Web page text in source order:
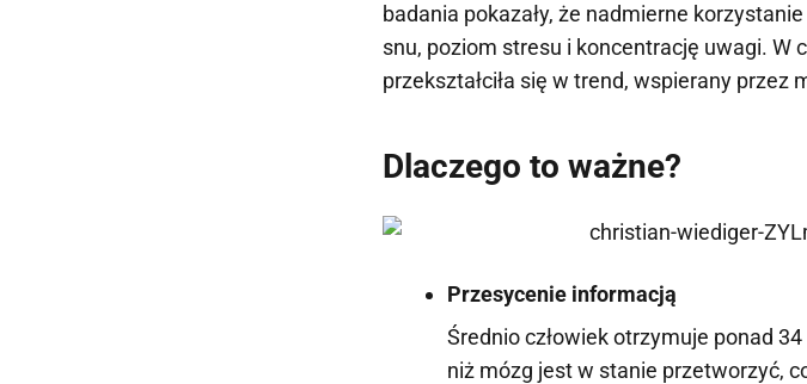
badania pokazały, że nadmierne
snu, poziom stresu i koncentrację uwagi. W
przekształciła się w trend, wspierany
Dlaczego to ważne?
Przesycenie informacją
Średnio człowiek otrzymuje ponad
niż mózg jest w stanie przetworzyć,